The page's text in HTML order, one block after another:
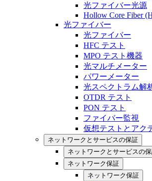
光ファイバー光源
Hollow Core Fiber
光ファイバー
光ファイバー
HFC テスト
MPO テスト機器
光マルチメーター
パワーメーター
光スペクトラム解
OTDR テスト
PON テスト
ファイバー監視
仮想テストとアク
ネットワークとサービスの保証
ネットワークとサービスの
ネットワーク保証
ネットワーク保証